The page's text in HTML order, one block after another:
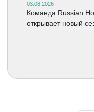
03.08.2026
Команда Russian
открывает новый